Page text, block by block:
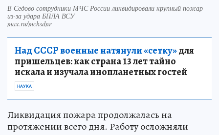
В Седово сотрудники МЧС России ликвидировали крупный пожар
из-за удара БПЛА ВСУ
max.ru/mchsdnr
Над СССР военные натянули «сетку»для
пришельцев: как страна 13 лет тайно
искала и изучала инопланетных гостей
НАУКА
Ликвидация пожара продолжалась на
протяжении всего дня. Работу осложняли